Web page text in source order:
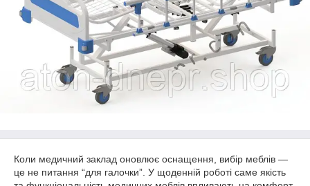
Коли медичний заклад оновлює оснащення, вибір меблів —
це не питання “для галочки”. У щоденній роботі саме якість